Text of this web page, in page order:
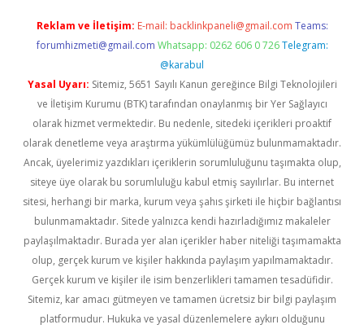
Reklam ve İletişim: E-mail: backlinkpaneli@gmail.com Teams:
forumhizmeti@gmail.com Whatsapp: 0262 606 0 726 Telegram:
@karabul
Yasal Uyarı: Sitemiz, 5651 Sayılı Kanun gereğince Bilgi Teknolojileri
ve İletişim Kurumu (BTK) tarafından onaylanmış bir Yer Sağlayıcı
olarak hizmet vermektedir. Bu nedenle, sitedeki içerikleri proaktif
olarak denetleme veya araştırma yükümlülüğümüz bulunmamaktadır.
Ancak, üyelerimiz yazdıkları içeriklerin sorumluluğunu taşımakta olup,
siteye üye olarak bu sorumluluğu kabul etmiş sayılırlar. Bu internet
sitesi, herhangi bir marka, kurum veya şahıs şirketi ile hiçbir bağlantısı
bulunmamaktadır. Sitede yalnızca kendi hazırladığımız makaleler
paylaşılmaktadır. Burada yer alan içerikler haber niteliği taşımamakta
olup, gerçek kurum ve kişiler hakkında paylaşım yapılmamaktadır.
Gerçek kurum ve kişiler ile isim benzerlikleri tamamen tesadüfidir.
Sitemiz, kar amacı gütmeyen ve tamamen ücretsiz bir bilgi paylaşım
platformudur. Hukuka ve yasal düzenlemelere aykırı olduğunu